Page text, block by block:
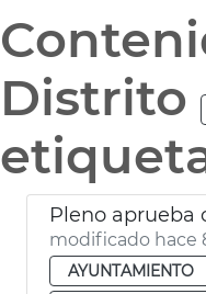
Distrito
modificado hace
AYUNTAMIENTO